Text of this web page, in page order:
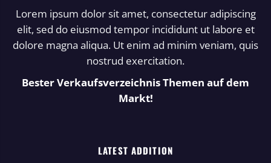
Lorem ipsum dolor sit amet, consectetur adipiscing
elit, sed do eiusmod tempor incididunt ut labore et
dolore magna aliqua. Ut enim ad minim veniam, quis
nostrud exercitation.
Bester Verkaufsverzeichnis Themen auf dem
Markt!
LATEST ADDITION